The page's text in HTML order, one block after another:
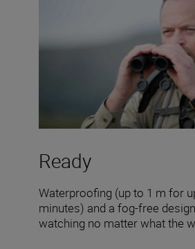
Ready
Waterproofing (up to 1 m for
minutes) and a fog-free
watching no matter what the